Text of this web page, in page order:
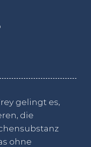
gelingt es,
die
ohne